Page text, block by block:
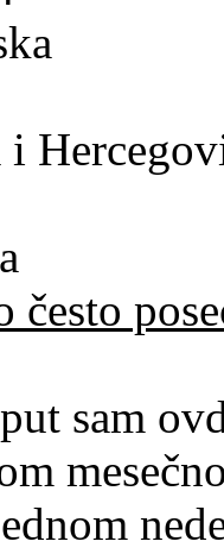
i
sam
mesečno